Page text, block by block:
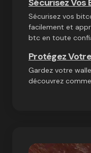
Sécurisez vos
facilement et
btc en toute
Protégez
Gardez votre
découvrez